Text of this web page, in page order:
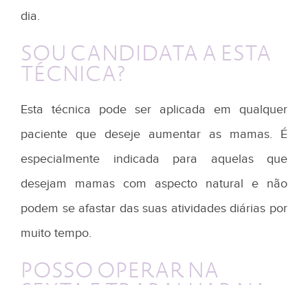
dia.
SOU CANDIDATA A ESTA
TÉCNICA?
Esta técnica pode ser aplicada em qualquer
paciente que deseje aumentar as mamas. É
especialmente indicada para aquelas que
desejam mamas com aspecto natural e não
podem se afastar das suas atividades diárias por
muito tempo.
POSSO OPERAR NA